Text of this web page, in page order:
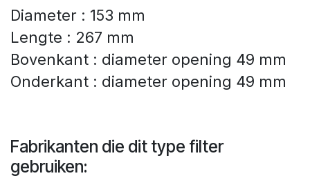
Diameter : 153 mm
Lengte : 267 mm
Bovenkant : diameter opening 49 mm
Onderkant : diameter opening 49 mm
Fabrikanten die dit type filter
gebruiken: